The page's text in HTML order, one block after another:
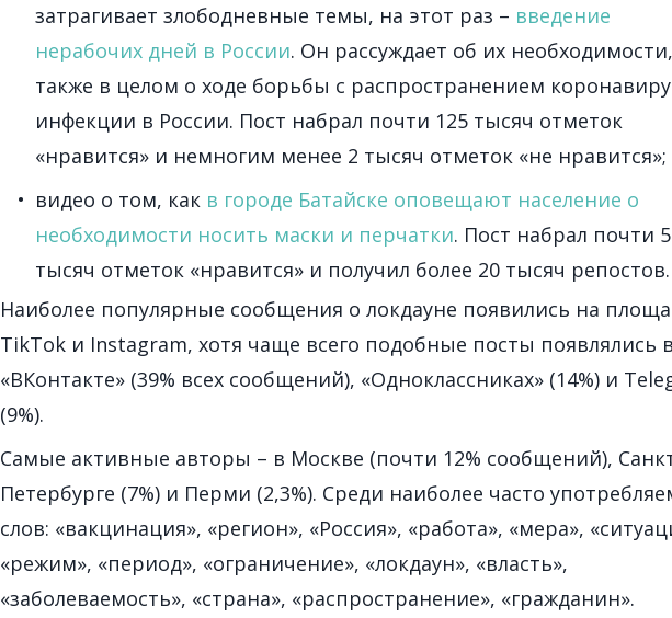
затрагивает злободневные темы, на этот раз – введение
нерабочих дней в России. Он рассуждает об их
также в целом о ходе борьбы с распространением
инфекции в России. Пост набрал почти 125 тысяч отметок
«нравится» и немногим менее 2 тысяч отметок «не нравится»;
видео о том, как в городе Батайске оповещают население о
необходимости носить маски и перчатки. Пост набрал почти
тысяч отметок «нравится» и получил более 20 тысяч репостов.
Наиболее популярные сообщения о локдауне появились на
TikTok и Instagram, хотя чаще всего подобные посты появлялись
«ВКонтакте» (39% всех сообщений), «Одноклассниках» (14%) и
(9%).
Самые активные авторы – в Москве (почти 12% сообщений),
Петербурге (7%) и Перми (2,3%). Среди наиболее часто
слов: «вакцинация», «регион», «Россия», «работа», «мера»,
«режим», «период», «ограничение», «локдаун», «власть»,
«заболеваемость», «страна», «распространение», «гражданин».